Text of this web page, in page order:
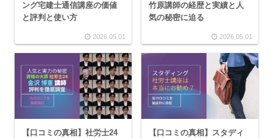
ング宅建士通信講座の価値
と評判と使い方
2026.05.01
竹原講師の経歴と実績と人
気の秘密に迫る
2026.05.01
【口コミの真相】社労士24
【口コミの真相】スタディ